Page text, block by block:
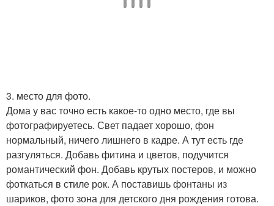
3. место для фото.
Дома у вас точно есть какое-то одно место, где вы
фотографируетесь. Свет падает хорошо, фон
нормальный, ничего лишнего в кадре. А тут есть где
разгуляться. Добавь фитина и цветов, подучится
романтический фон. Добавь крутых постеров, и можно
фоткаться в стиле рок. А поставишь фонтаны из
шариков, фото зона для детского дня рождения готова.